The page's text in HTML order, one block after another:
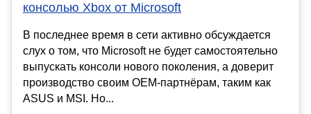
консолью Xbox от Microsoft
В последнее время в сети активно обсуждается
слух о том, что Microsoft не будет самостоятельно
выпускать консоли нового поколения, а доверит
производство своим OEM-партнёрам, таким как
ASUS и MSI. Но...